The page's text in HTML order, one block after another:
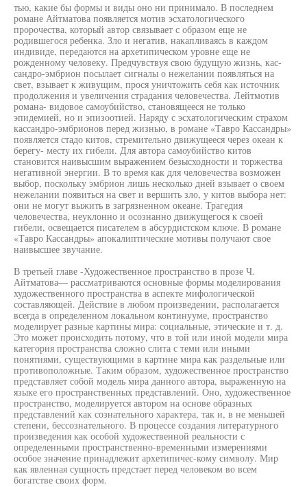
тью, какие бы формы и виды оно ни принимало. В последнем
романе Айтматова появляется мотив эсхатологического
пророчества, который автор связывает с образом еще не
родившегося ребенка. Зло и негатив, накапливаясь в каждом
индивиде, передаются на архетипическом уровне еще не
рожденному человеку. Предчувствуя свою будущую жизнь, кас-
сандро-эмбрион посылает сигналы о нежелании появляться на
свет, взывает к живущим, прося уничтожить себя как источник
продолжения и увеличения страдания человечества. Лейтмотив
романа- видовое самоубийство, становящееся не только
эпидемией, но и эпизоотией. Наряду с эсхатологическим страхом
кассандро-эмбрионов перед жизнью, в романе «Тавро Кассандры»
появляется стадо китов, стремительно движущееся через океан к
берегу- месту их гибели. Для автора самоубийство китов
становится наивысшим выражением безысходности и торжества
негативной энергии. В то время как для человечества возможен
выбор, поскольку эмбрион лишь несколько дней взывает о своем
нежелании появиться на свет и вершить зло, у китов выбора нет:
они не могут выжить в загрязненном океане. Трагедия
человечества, неуклонно и осознанно движущегося к своей
гибели, освещается писателем в абсурдистском ключе. В романе
«Тавро Кассандры» апокалиптические мотивы получают свое
наивысшее звучание.
В третьей главе -Художественное пространство в прозе Ч.
Айтматова— рассматриваются основные формы моделирования
художественного пространства в аспекте мифологической
составляющей. Действие в любом произведении, располагается
всегда в определенном локальном континууме, пространство
моделирует разные картины мира: социальные, этические и т. д.
Это может происходить потому, что в той или иной модели мира
категория пространства сложно слита с теми или иными
понятиями, существующими в картине мира как раздельные или
противоположные. Таким образом, художественное пространство
представляет собой модель мира данного автора, выраженную на
языке его пространственных представлений. Оно, художественное
пространство, моделируется автором на основе образных
представлений как сознательного характера, так и, в не меньшей
степени, бессознательного. В процессе создания литературного
произведения как особой художественной реальности с
определенными пространственно-временными измерениями
особое значение принадлежит архетипичес-кому символу. Мир
как явленная сущность предстает перед человеком во всем
богатстве своих форм.